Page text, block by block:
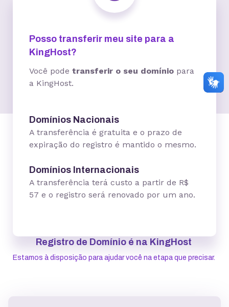
Posso transferir meu site para a
KingHost?
Você pode transferir o seu domínio para
a KingHost.
Domínios Nacionais
A transferência é gratuita e o prazo de
expiração do registro é mantido o mesmo.
Domínios Internacionais
A transferência terá custo a partir de R$
57 e o registro será renovado por um ano.
Registro de Domínio é na KingHost
Estamos à disposição para ajudar você na etapa que precisar.